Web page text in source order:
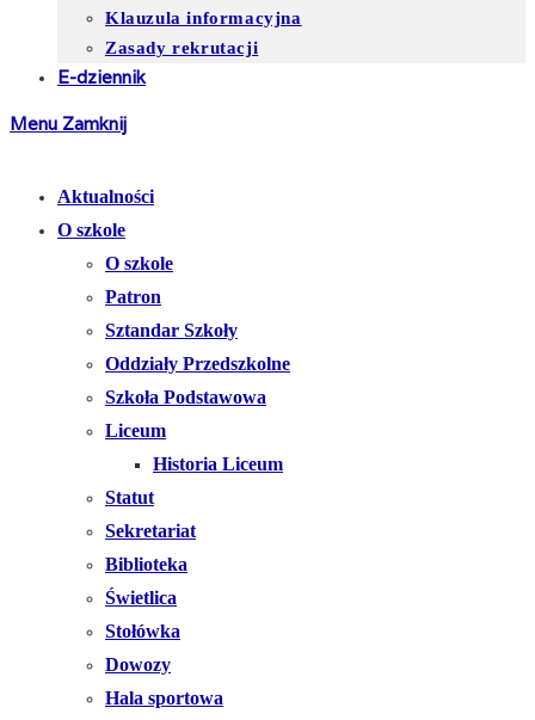
Klauzula informacyjna
Zasady rekrutacji
E-dziennik
Menu Zamknij
Aktualności
O szkole
O szkole
Patron
Sztandar Szkoły
Oddziały Przedszkolne
Szkoła Podstawowa
Liceum
Historia Liceum
Statut
Sekretariat
Biblioteka
Świetlica
Stołówka
Dowozy
Hala sportowa